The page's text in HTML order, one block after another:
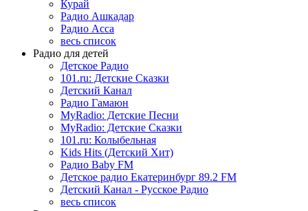
Курай
Радио Ашкадар
Радио Асса
весь список
Радио для детей
Детское Радио
101.ru: Детские Сказки
Детский Канал
Радио Гамаюн
MyRadio: Детские Песни
MyRadio: Детские Сказки
101.ru: Колыбельная
Kids Hits (Детский Хит)
Радио Baby FM
Детское радио Екатеринбург 89.2 FM
Детский Канал - Русское Радио
весь список